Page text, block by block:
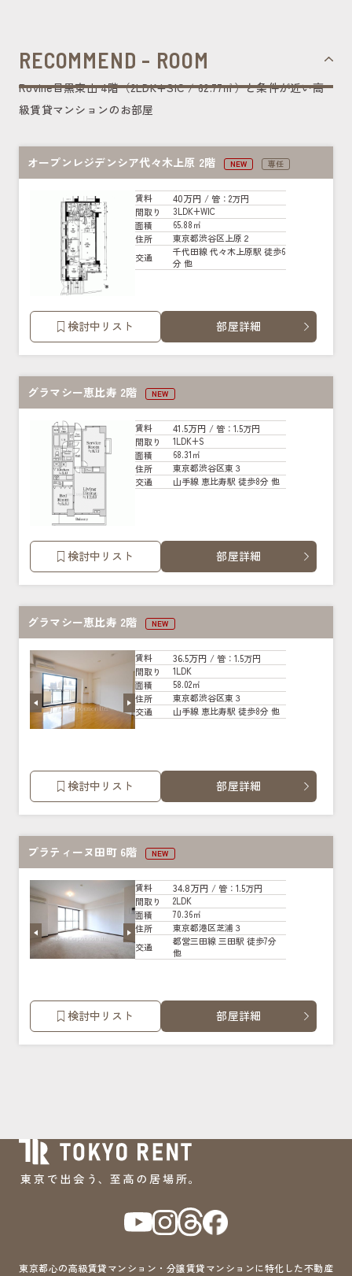
RECOMMEND - ROOM
Rovine目黒東山 4階（2LDK+SIC / 62.77㎡）と条件が近い高
級賃貸マンションのお部屋
オープンレジデンシア代々木上原 2階 NEW 専任
賃料 40万円 / 管：2万円
間取り
3LDK+WIC
面積
65.88㎡
住所
東京都渋谷区上原２
交通
千代田線 代々木上原駅 徒歩6
分 他
検討中リスト 部屋詳細
グラマシー恵比寿 2階 NEW
賃料 41.5万円 / 管：1.5万円
間取り
1LDK+S
面積
68.31㎡
住所
東京都渋谷区東３
交通
山手線 恵比寿駅 徒歩8分 他
検討中リスト 部屋詳細
グラマシー恵比寿 2階 NEW
賃料 36.5万円 / 管：1.5万円
間取り
1LDK
面積
58.02㎡
住所
東京都渋谷区東３
交通
山手線 恵比寿駅 徒歩8分 他
検討中リスト 部屋詳細
プラティーヌ田町 6階 NEW
賃料 34.8万円 / 管：1.5万円
間取り
2LDK
面積
70.36㎡
住所
東京都港区芝浦３
交通
都営三田線 三田駅 徒歩7分
他
検討中リスト 部屋詳細
東京都心の高級賃貸マンション・分譲賃貸マンションに特化した不動産